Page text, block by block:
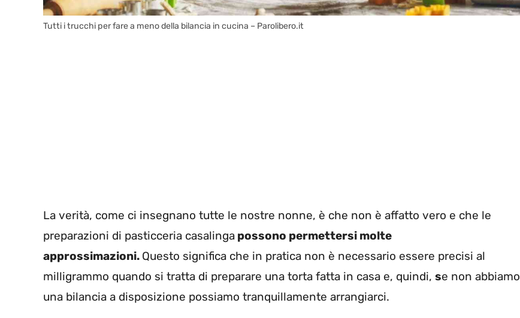
Tutti i trucchi per fare a meno della bilancia in cucina – Parolibero.it
La verità, come ci insegnano tutte le nostre nonne, è che non è affatto vero e che le
preparazioni di pasticceria casalinga possono permettersi molte
approssimazioni. Questo significa che in pratica non è necessario essere precisi al
milligrammo quando si tratta di preparare una torta fatta in casa e, quindi, se non abbiamo
una bilancia a disposizione possiamo tranquillamente arrangiarci.